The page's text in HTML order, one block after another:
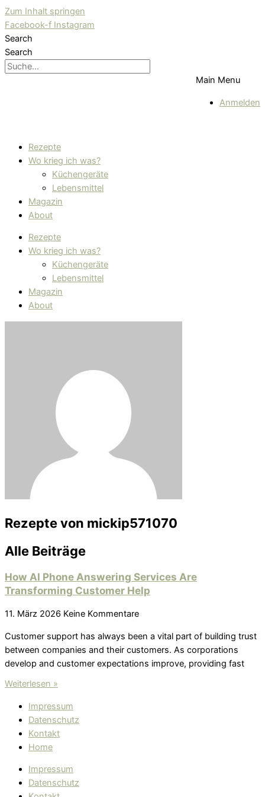
Zum Inhalt springen
Facebook-f Instagram
Search
Search
Main Menu
Anmelden
Rezepte
Wo krieg ich was?
Küchengeräte
Lebensmittel
Magazin
About
Rezepte
Wo krieg ich was?
Küchengeräte
Lebensmittel
Magazin
About
Rezepte von mickip571070
Alle Beiträge
How AI Phone Answering Services Are
Transforming Customer Help
11. März 2026 Keine Kommentare
Customer support has always been a vital part of building trust
between companies and their customers. As corporations
develop and customer expectations improve, providing fast
Weiterlesen »
Impressum
Datenschutz
Kontakt
Home
Impressum
Datenschutz